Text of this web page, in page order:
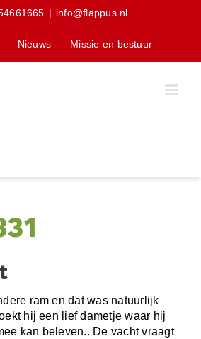
| info@flappus.nl
Nieuws Missie en bestuur
ram en dat was natuurlijk
hij een lief dametje waar hij
kan beleven.. De vacht vraagt